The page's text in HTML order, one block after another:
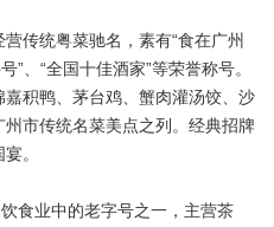
传统粤菜驰名，素有“食在广州
”、“全国十佳酒家”等荣誉称号。
积鸭、茅台鸡、蟹肉灌汤饺、沙
市传统名菜美点之列。经典招牌
。
食业中的老字号之一，主营茶